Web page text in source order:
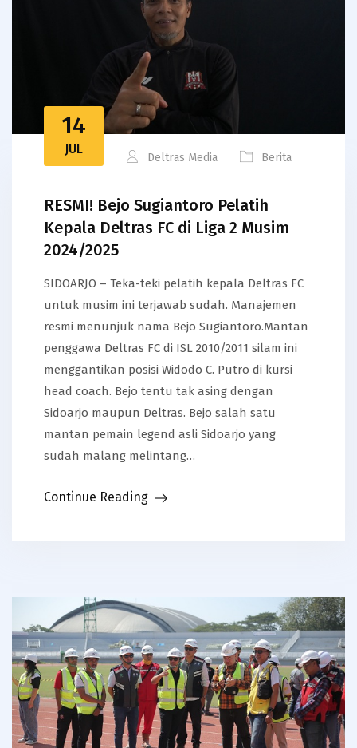
14
JUL
Deltras Media Berita
RESMI! Bejo Sugiantoro Pelatih
Kepala Deltras FC di Liga 2 Musim
2024/2025
SIDOARJO – Teka-teki pelatih kepala Deltras FC
untuk musim ini terjawab sudah. Manajemen
resmi menunjuk nama Bejo Sugiantoro.Mantan
penggawa Deltras FC di ISL 2010/2011 silam ini
menggantikan posisi Widodo C. Putro di kursi
head coach. Bejo tentu tak asing dengan
Sidoarjo maupun Deltras. Bejo salah satu
mantan pemain legend asli Sidoarjo yang
sudah malang melintang…
Continue Reading